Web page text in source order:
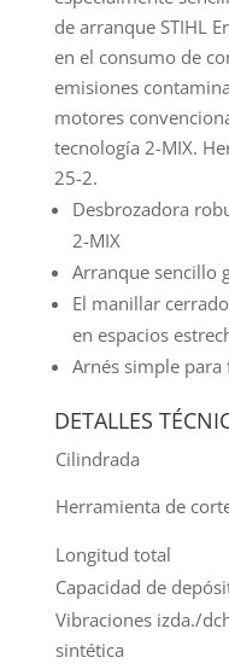
de arranque STIHL
en el consumo de
emisiones
motores
tecnología 2-MIX.
25-2.
Desbrozadora
2-MIX
Arranque sencillo
El manillar
en espacios
Arnés simple
DETALLES
Cilindrada
Herramienta de
Longitud total
Capacidad de
Vibraciones izda./
sintética